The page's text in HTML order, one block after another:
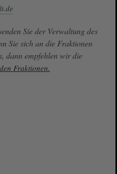
Sie der Verwaltung des
Sie sich an die Fraktionen
dann empfehlen wir die
Fraktionen.